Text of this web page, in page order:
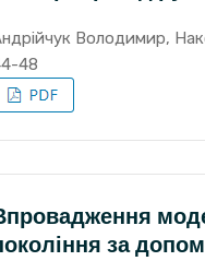
Володимир,
48
за